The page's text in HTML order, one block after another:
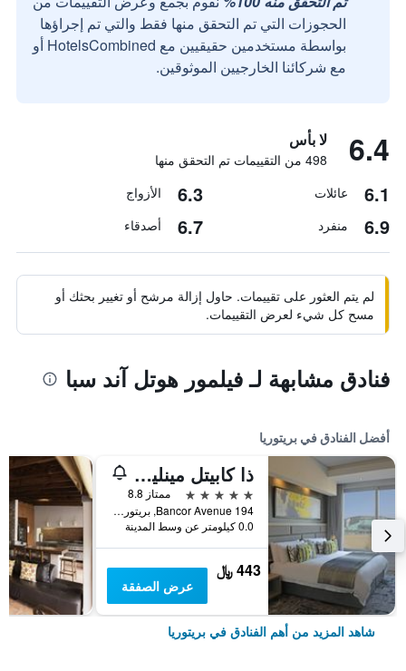
الحجوزات التي تم التحقق منها فقط والتي تم إجراؤها
بواسطة مستخدمين حقيقيين مع HotelsCombined أو
مع شركائنا الخارجيين الموثوقين.
6.4 لا بأس
498 من التقييمات تم التحقق منها
6.1 عائلات 6.3 الأزواج
6.9 منفرد 6.7 أصدقاء
لم يتم العثور على تقييمات. حاول إزالة مرشح أو تغيير بحثك أو
مسح كل شيء لعرض التقييمات.
فنادق مشابهة لـ فيلمور هوتل آند سبا
أفضل الفنادق في بريتوريا
ذا كابيتل مينلين مين
5 نجوم
ممتاز 8.8
194 Bancor Avenue, بريتوريا, محافظة غاوتينج, جنوب أفريقيا
0.0 كيلومتر عن وسط المدينة
443 ﷼
عرض الصفقة
شاهد المزيد من أهم الفنادق في بريتوريا